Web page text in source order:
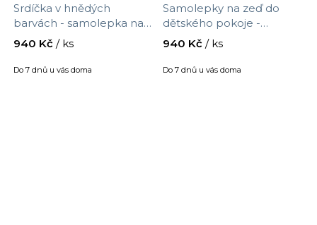
Srdíčka v hnědých
barvách - samolepka na
zeď, přelepitelná, velikost
90 x 30 cm, 9540f
Do 7 dnů u vás doma
940 Kč / ks
Samolepky na zeď do
dětského pokoje -
hvězdičky, velikost 90 x 30
cm, 9539f
Do 7 dnů u vás doma
940 Kč / ks